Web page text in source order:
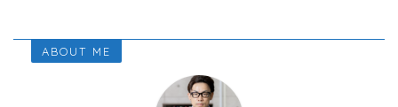
ABOUT ME